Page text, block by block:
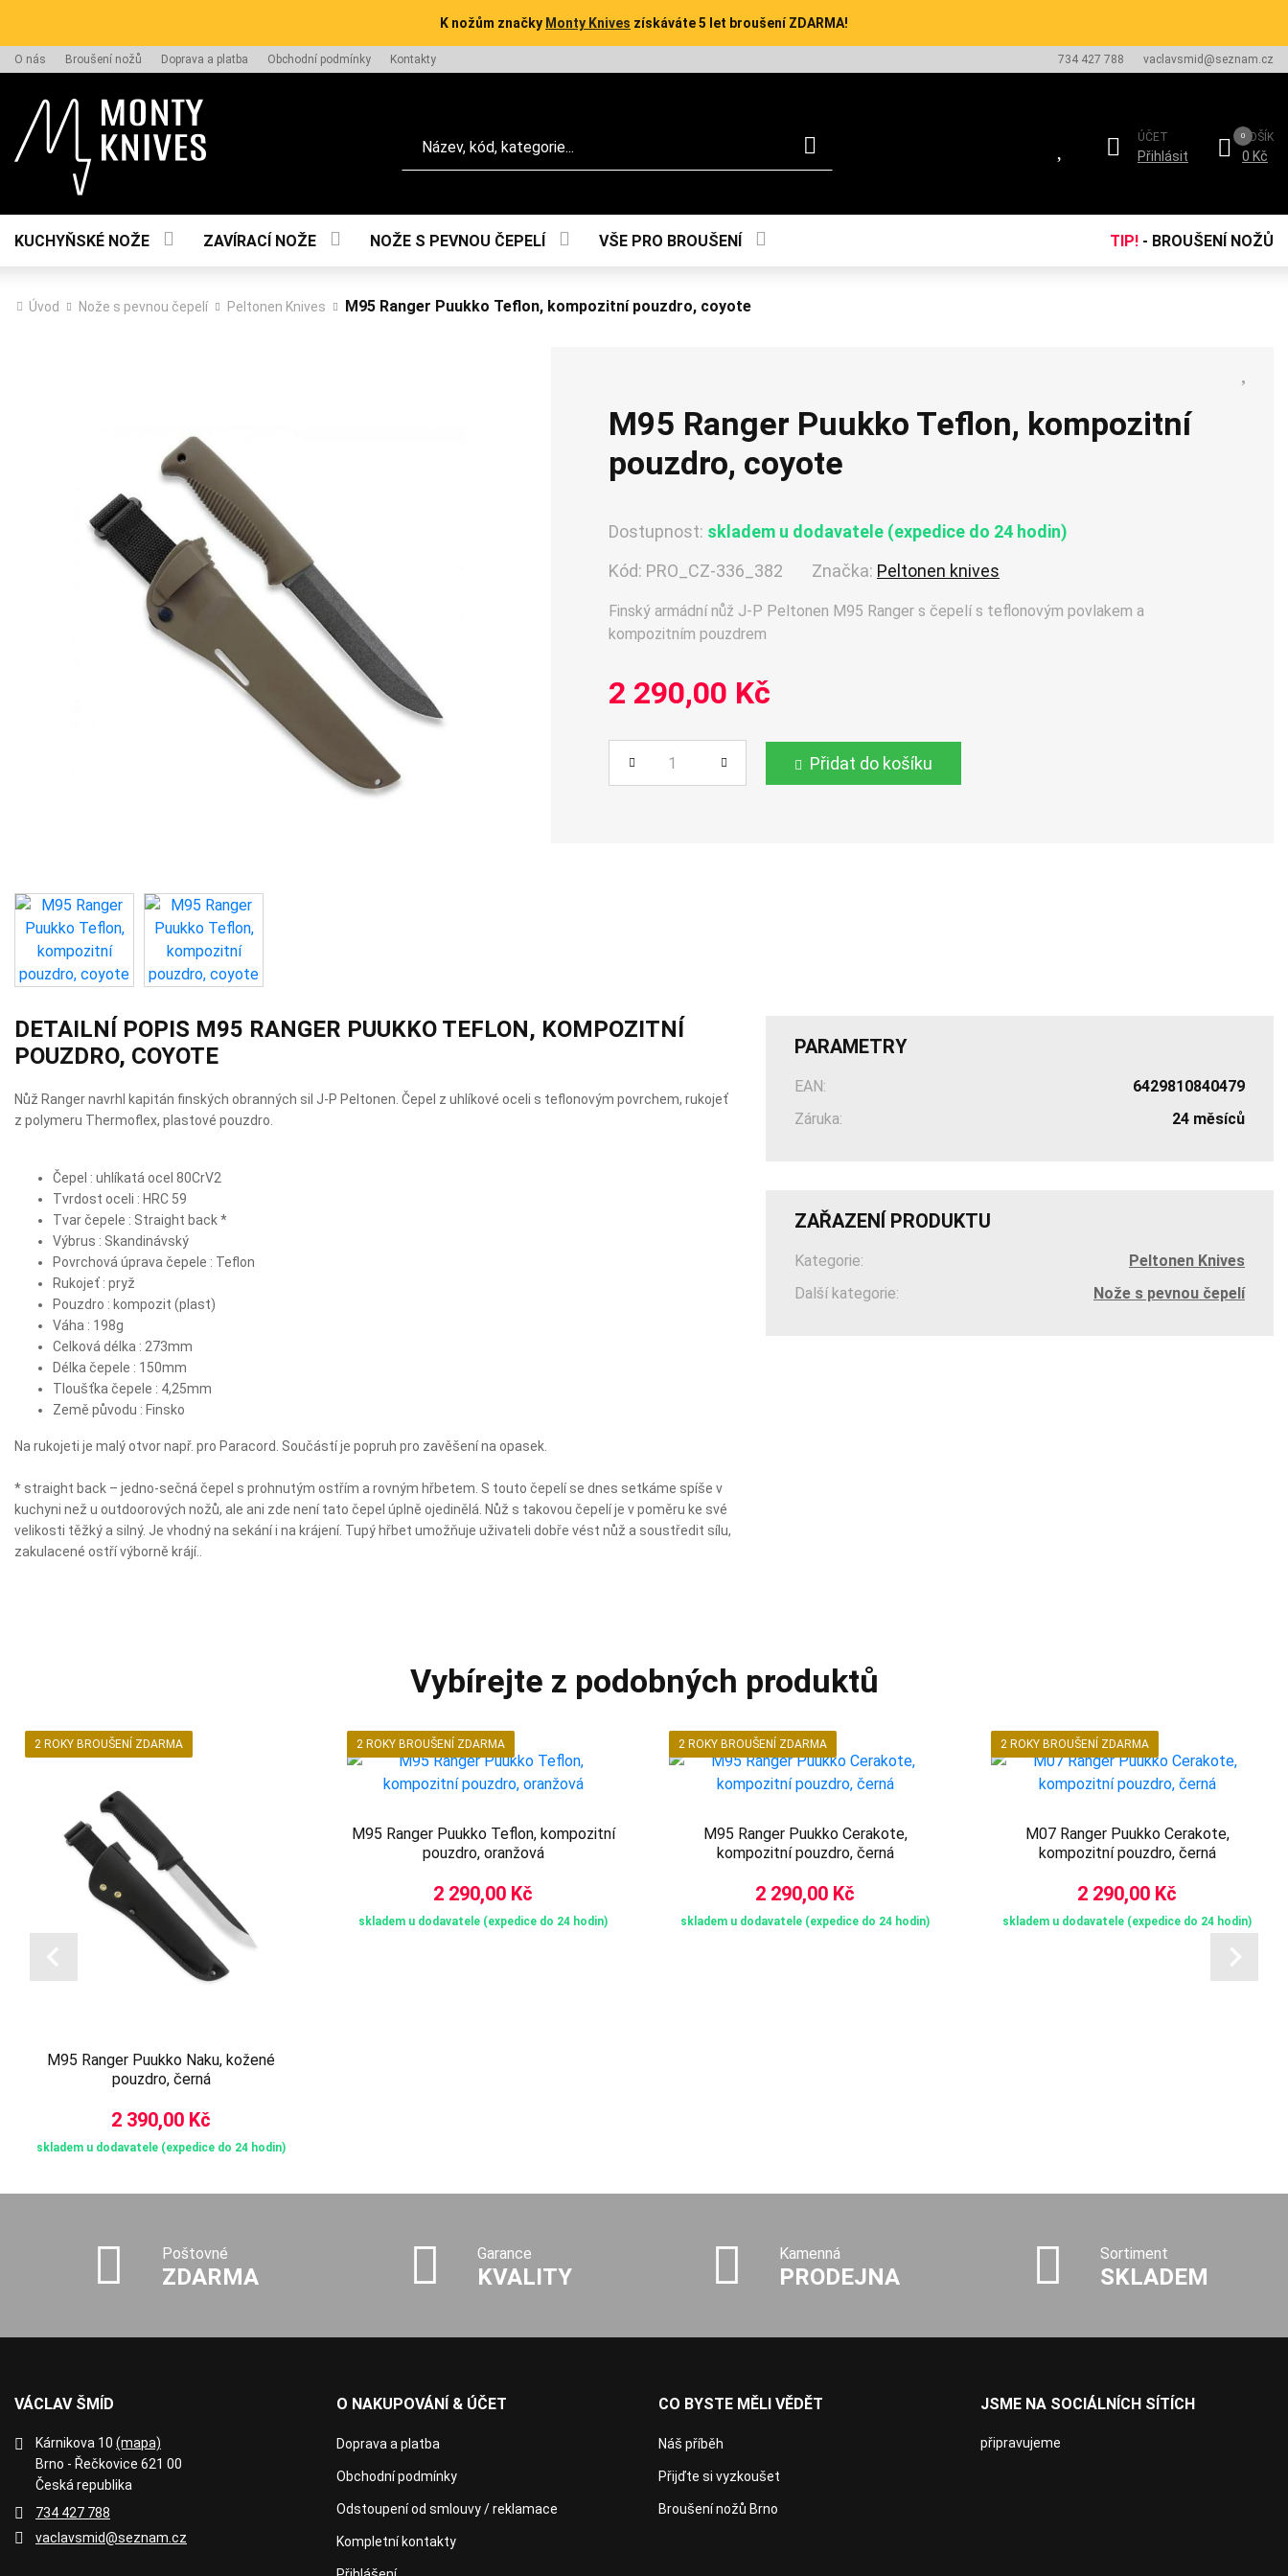
K nožům značky Monty Knives získáváte 5 let broušení ZDARMA!
O nás Broušení nožů Doprava a platba Obchodní podmínky Kontakty 734 427 788 vaclavsmid@seznam.cz
ÚČET
Přihlásit
KOŠÍK
0 Kč
KUCHYŇSKÉ NOŽE ZAVÍRACÍ NOŽE NOŽE S PEVNOU ČEPELÍ VŠE PRO BROUŠENÍ TIP! - BROUŠENÍ NOŽŮ
Úvod Nože s pevnou čepelí Peltonen Knives M95 Ranger Puukko Teflon, kompozitní pouzdro, coyote
M95 Ranger Puukko Teflon, kompozitní
pouzdro, coyote
Dostupnost: skladem u dodavatele (expedice do 24 hodin)
Kód: PRO_CZ-336_382 Značka: Peltonen knives
Finský armádní nůž J-P Peltonen M95 Ranger s čepelí s teflonovým povlakem a
kompozitním pouzdrem
2 290,00 Kč
Počet Přidat do košíku
DETAILNÍ POPIS M95 RANGER PUUKKO TEFLON, KOMPOZITNÍ
POUZDRO, COYOTE
Nůž Ranger navrhl kapitán finských obranných sil J-P Peltonen. Čepel z uhlíkové oceli s teflonovým povrchem, rukojeť
z polymeru Thermoflex, plastové pouzdro.
Čepel : uhlíkatá ocel 80CrV2
Tvrdost oceli : HRC 59
Tvar čepele : Straight back *
Výbrus : Skandinávský
Povrchová úprava čepele : Teflon
Rukojeť : pryž
Pouzdro : kompozit (plast)
Váha : 198g
Celková délka : 273mm
Délka čepele : 150mm
Tloušťka čepele : 4,25mm
Země původu : Finsko
Na rukojeti je malý otvor např. pro Paracord. Součástí je popruh pro zavěšení na opasek.
* straight back – jedno-sečná čepel s prohnutým ostřím a rovným hřbetem. S touto čepelí se dnes setkáme spíše v
kuchyni než u outdoorových nožů, ale ani zde není tato čepel úplně ojedinělá. Nůž s takovou čepelí je v poměru ke své
velikosti těžký a silný. Je vhodný na sekání i na krájení. Tupý hřbet umožňuje uživateli dobře vést nůž a soustředit sílu,
zakulacené ostří výborně krájí..
PARAMETRY
EAN:
6429810840479
Záruka:
24 měsíců
ZAŘAZENÍ PRODUKTU
Kategorie:
Peltonen Knives
Další kategorie:
Nože s pevnou čepelí
Vybírejte z podobných produktů
2 ROKY BROUŠENÍ ZDARMA
M95 Ranger Puukko Naku, kožené
pouzdro, černá
2 390,00 Kč
skladem u dodavatele (expedice do 24 hodin)
2 ROKY BROUŠENÍ ZDARMA
M95 Ranger Puukko Teflon, kompozitní
pouzdro, oranžová
2 290,00 Kč
skladem u dodavatele (expedice do 24 hodin)
2 ROKY BROUŠENÍ ZDARMA
M95 Ranger Puukko Cerakote,
kompozitní pouzdro, černá
2 290,00 Kč
skladem u dodavatele (expedice do 24 hodin)
2 ROKY BROUŠENÍ ZDARMA
M07 Ranger Puukko Cerakote,
kompozitní pouzdro, černá
2 290,00 Kč
skladem u dodavatele (expedice do 24 hodin)
Poštovné
ZDARMA
Garance
KVALITY
Kamenná
PRODEJNA
Sortiment
SKLADEM
VÁCLAV ŠMÍD
Kárnikova 10 (mapa)
Brno - Řečkovice 621 00
Česká republika
734 427 788
vaclavsmid@seznam.cz
O NAKUPOVÁNÍ & ÚČET
Doprava a platba
Obchodní podmínky
Odstoupení od smlouvy / reklamace
Kompletní kontakty
CO BYSTE MĚLI VĚDĚT
Náš příběh
Přijďte si vyzkoušet
Broušení nožů Brno
JSME NA SOCIÁLNÍCH SÍTÍCH
připravujeme